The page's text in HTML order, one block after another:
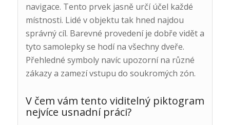
navigace. Tento prvek jasně určí účel každé
místnosti. Lidé v objektu tak hned najdou
správný cíl. Barevné provedení je dobře vidět a
tyto samolepky se hodí na všechny dveře.
Přehledné symboly navíc upozorní na různé
zákazy a zamezí vstupu do soukromých zón.
V čem vám tento viditelný piktogram
nejvíce usnadní práci?